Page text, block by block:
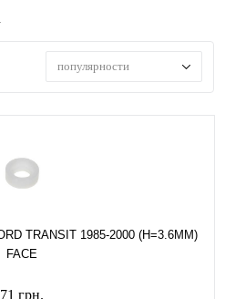
популярности
TRANSIT 1985-2000 (H=3.6MM)
FACE
71 грн.